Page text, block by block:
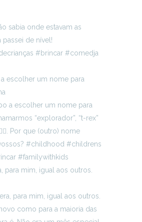
escolher um nome para
para mim, igual aos outros.